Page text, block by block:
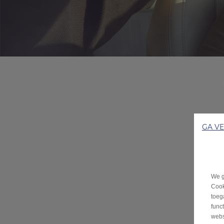
GA
We